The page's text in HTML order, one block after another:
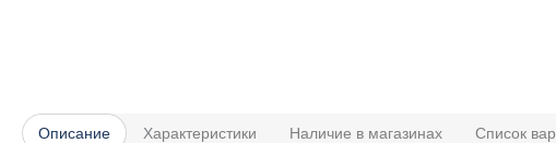
Описание Характеристики Наличие в магазинах Список